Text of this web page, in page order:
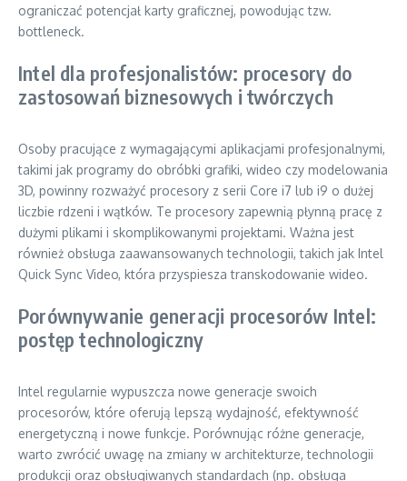
ograniczać potencjał karty graficznej, powodując tzw.
bottleneck.
Intel dla profesjonalistów: procesory do
zastosowań biznesowych i twórczych
Osoby pracujące z wymagającymi aplikacjami profesjonalnymi,
takimi jak programy do obróbki grafiki, wideo czy modelowania
3D, powinny rozważyć procesory z serii Core i7 lub i9 o dużej
liczbie rdzeni i wątków. Te procesory zapewnią płynną pracę z
dużymi plikami i skomplikowanymi projektami. Ważna jest
również obsługa zaawansowanych technologii, takich jak Intel
Quick Sync Video, która przyspiesza transkodowanie wideo.
Porównywanie generacji procesorów Intel:
postęp technologiczny
Intel regularnie wypuszcza nowe generacje swoich
procesorów, które oferują lepszą wydajność, efektywność
energetyczną i nowe funkcje. Porównując różne generacje,
warto zwrócić uwagę na zmiany w architekturze, technologii
produkcji oraz obsługiwanych standardach (np. obsługa